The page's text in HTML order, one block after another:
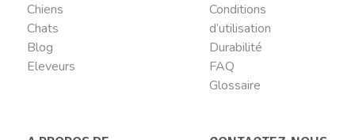
Chiens
Chats
Blog
Eleveurs
Conditions
d’utilisation
Durabilité
FAQ
Glossaire